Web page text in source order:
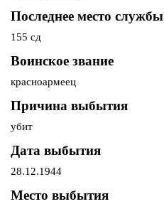
Последнее место службы
155 сд
Воинское звание
красноармеец
Причина выбытия
убит
Дата выбытия
28.12.1944
Место выбытия